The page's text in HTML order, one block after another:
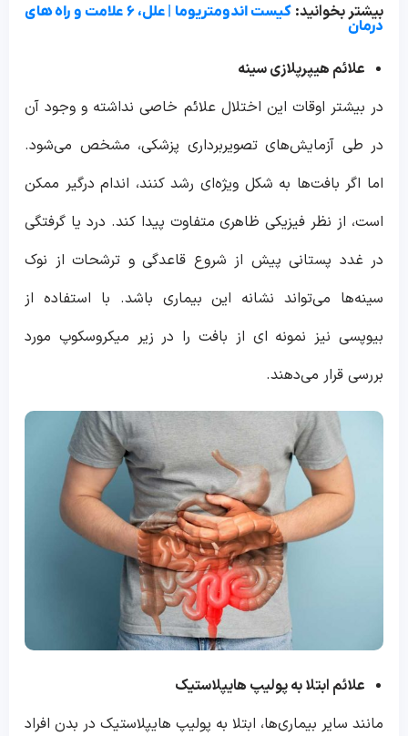
بیشتر بخوانید:
کیست اندومتریوما | علل، ۶ علامت و راه های
درمان
علائم هیپرپلازی سینه
در بیشتر اوقات این اختلال علائم خاصی نداشته و وجود آن
در طی آزمایش‌های تصویربرداری پزشکی، مشخص می‌شود.
اما اگر بافت‌ها به شکل ویژه‌ای رشد کنند، اندام درگیر ممکن
است، از نظر فیزیکی ظاهری متفاوت پیدا کند. درد یا گرفتگی
در غدد پستانی پیش از شروع قاعدگی و ترشحات از نوک
سینه‌ها می‌تواند نشانه این بیماری باشد. با استفاده از
بیوپسی نیز نمونه ای از بافت را در زیر میکروسکوپ مورد
بررسی قرار می‌دهند.
علائم ابتلا به پولیپ هایپلاستیک
مانند سایر بیماری‌ها، ابتلا به پولیپ هایپلاستیک در بدن افراد